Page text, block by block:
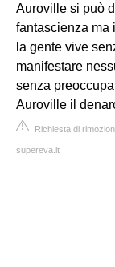
Auroville si può
fantascienza ma
la gente vive
manifestare
senza
Auroville il
Richiesta di
supereva.it